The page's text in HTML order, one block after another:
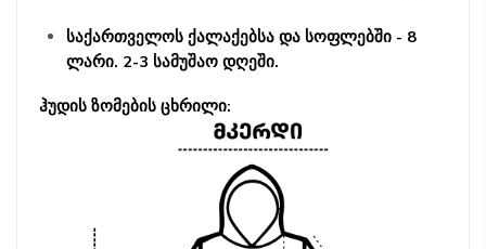
საქართველოს ქალაქებსა და სოფლებში - 8
ლარი. 2-3 სამუშაო დღეში.
ჰუდის ზომების ცხრილი: